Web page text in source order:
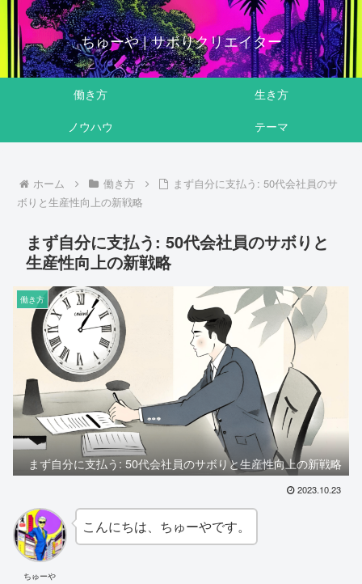
ちゅーや | サボりクリエイター
働き方
生き方
ノウハウ
テーマ
ホーム 働き方
まず自分に支払う: 50代会社員のサ
ボりと生産性向上の新戦略
まず自分に支払う: 50代会社員のサボりと
生産性向上の新戦略
働き方
まず自分に支払う: 50代会社員のサボりと生産性向上の新戦略
2023.10.23
ちゅーや
こんにちは、ちゅーやです。